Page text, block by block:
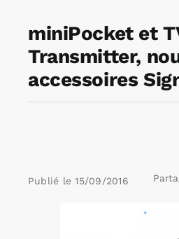
Agenda
miniPocket et
Transmitter,
accessoires
Publié le 15/09/2016